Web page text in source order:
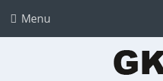
Menu